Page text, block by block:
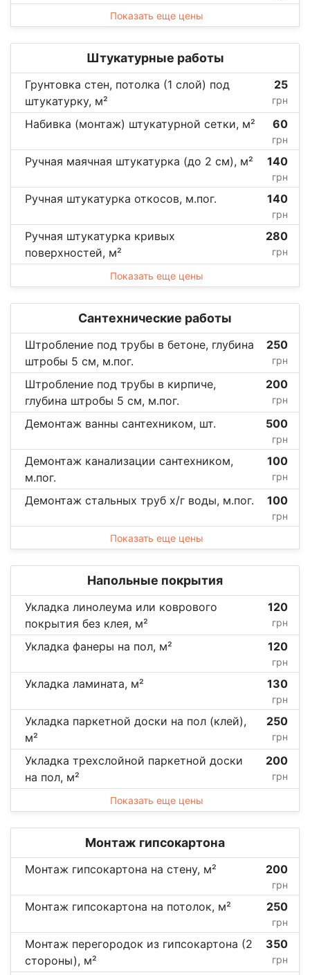
Показать еще цены
Штукатурные работы
Грунтовка стен, потолка (1 слой) под
штукатурку, м²
25
грн
Набивка (монтаж) штукатурной сетки, м² 60
грн
Ручная маячная штукатурка (до 2 см), м² 140
грн
Ручная штукатурка откосов, м.пог. 140
грн
Ручная штукатурка кривых
поверхностей, м²
280
грн
Показать еще цены
Сантехнические работы
Штробление под трубы в бетоне, глубина
штробы 5 см, м.пог.
250
грн
Штробление под трубы в кирпиче,
глубина штробы 5 см, м.пог.
200
грн
Демонтаж ванны сантехником, шт. 500
грн
Демонтаж канализации сантехником,
м.пог.
100
грн
Демонтаж стальных труб х/г воды, м.пог. 100
грн
Показать еще цены
Напольные покрытия
Укладка линолеума или коврового
покрытия без клея, м²
120
грн
Укладка фанеры на пол, м² 120
грн
Укладка ламината, м² 130
грн
Укладка паркетной доски на пол (клей),
м²
250
грн
Укладка трехслойной паркетной доски
на пол, м²
200
грн
Показать еще цены
Монтаж гипсокартона
Монтаж гипсокартона на стену, м² 200
грн
Монтаж гипсокартона на потолок, м² 250
грн
Монтаж перегородок из гипсокартона (2
стороны), м²
350
грн